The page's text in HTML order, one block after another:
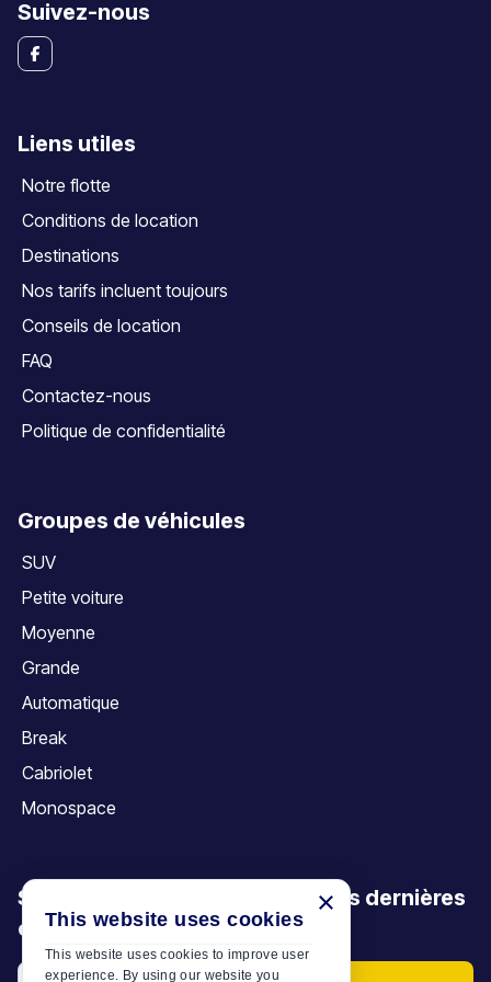
Suivez-nous
Liens utiles
Notre flotte
Conditions de location
Destinations
Nos tarifs incluent toujours
Conseils de location
FAQ
Contactez-nous
Politique de confidentialité
Groupes de véhicules
SUV
Petite voiture
Moyenne
Grande
Automatique
Break
Cabriolet
Monospace
Soyez le premier à découvrir nos dernières
offres, promotions et articles
×
This website uses cookies
This website uses cookies to improve user
experience. By using our website you